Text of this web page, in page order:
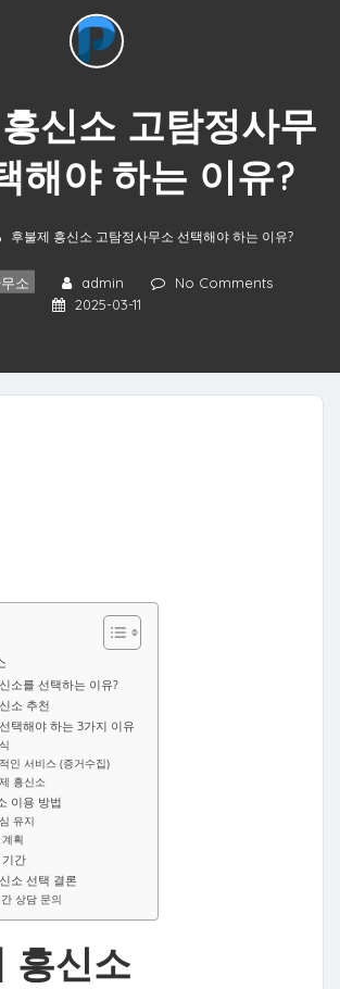
신소 고탐정사무
해야 하는 이유?
후불제 흥신소 고탐정사무소 선택해야 하는 이유?
소 admin
No Comments
2025-03-11
소를 선택하는 이유?
소 추천
택해야 하는 3가지 이유
인 서비스 (증거수집)
흥신소
이용 방법
유지
획
간
소 선택 결론
상담 문의
흥신소